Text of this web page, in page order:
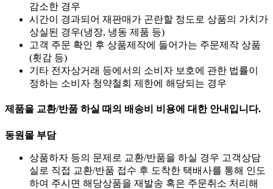
감소한 경우
시간이 경과되어 재판매가 곤란할 정도로 상품의 가치가
상실된 경우(냉장, 냉동 제품 등)
고객 주문 확인 후 상품제작에 들어가는 주문제작 상품
(횟감 등)
기타 전자상거래 등에서의 소비자 보호에 관한 법률이
정하는 소비자 청약철회 제한에 해당되는 경우
제품을 교환/반품 하실 때의 배송비 비용에 대한 안내입니다.
동원몰 부담
상품하자 등의 문제로 교환/반품을 하실 경우 고객상담
실로 직접 교환/반품 접수 후 도착한 택배사를 통해 인도
하여 주시면 해당상품을 재발송 혹은 주문취소 처리해